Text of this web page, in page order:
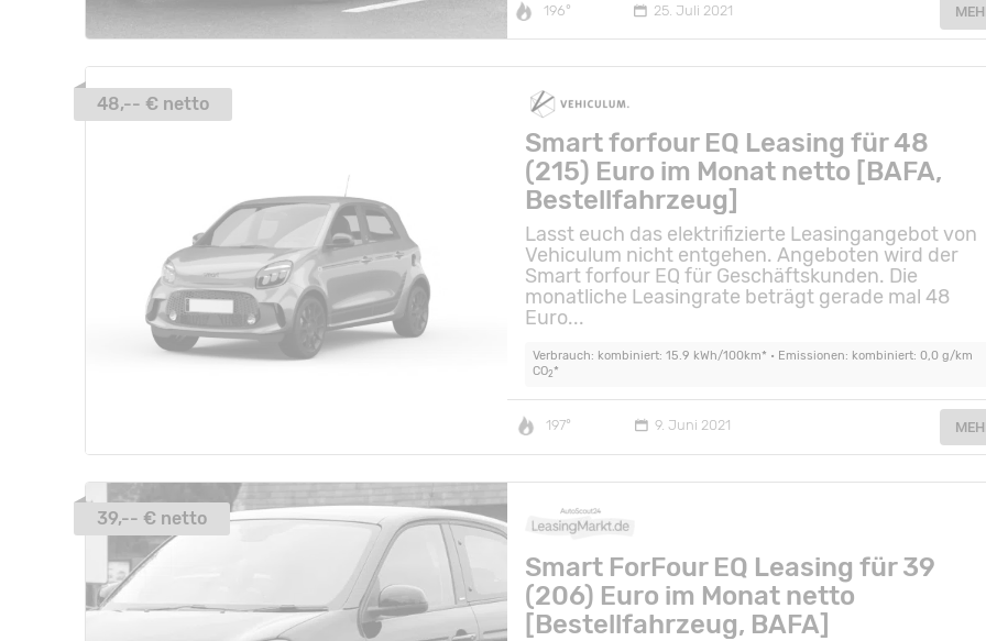
196° 25. Juli 2021
Smart forfour EQ Leasing für 48
(215) Euro im Monat netto [BAFA,
Bestellfahrzeug]
Lasst euch das elektrifizierte Leasingangebot von
Vehiculum nicht entgehen. Angeboten wird der
Smart forfour EQ für Geschäftskunden. Die
monatliche Leasingrate beträgt gerade mal 48
Euro...
Verbrauch: kombiniert: 15.9 kWh/100km* • Emissionen: kombiniert: 0,0 g/km
CO2*
197° 9. Juni 2021
48,-- € netto
Smart ForFour EQ Leasing für 39
(206) Euro im Monat netto
[Bestellfahrzeug, BAFA]
39,-- € netto